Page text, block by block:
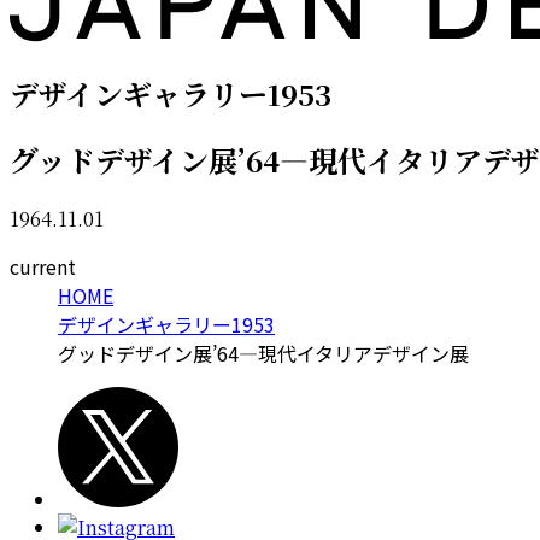
デザインギャラリー1953
グッドデザイン展’64—現代イタリアデ
1964.11.01
current
HOME
デザインギャラリー1953
グッドデザイン展’64—現代イタリアデザイン展